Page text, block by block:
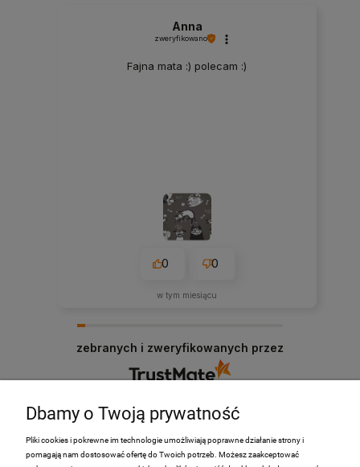
Anna
zweryfikowano
Fajna mata :) polecam :)
0 0
w tym miesiącu
zebranych i zweryfikowanych przez
PRODUKTY
Dbamy o Twoją prywatność
Pliki cookies i pokrewne im technologie umożliwiają poprawne działanie strony i
pomagają nam dostosować ofertę do Twoich potrzeb. Możesz zaakceptować